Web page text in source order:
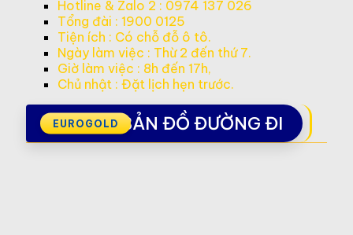
Hotline & Zalo 2 : 0974 137 026
Tổng đài : 1900 0125
Tiện ích : Có chỗ đỗ ô tô.
Ngày làm việc : Thừ 2 đến thứ 7.
Giờ làm việc : 8h đến 17h,
Chủ nhật : Đặt lịch hẹn trước.
BẢN ĐỒ ĐƯỜNG ĐI